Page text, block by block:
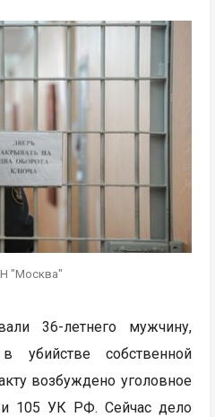
"Москва"
36-летнего мужчину,
убийстве собственной
возбуждено уголовное
105 УК РФ. Сейчас дело